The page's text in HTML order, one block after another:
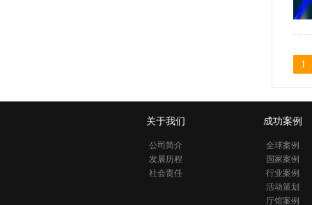
1
关于我们
公司简介
发展历程
社会责任
成功案例
全球案例
国家案例
行业案例
活动策划
厅馆案例